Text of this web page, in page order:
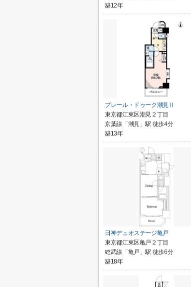
築12年
プレール・ドゥーク潮見Ⅱ
東京都江東区潮見２丁目
京葉線「潮見」駅 徒歩4分
築13年
日神デュオステージ亀戸
東京都江東区亀戸２丁目
総武線「亀戸」駅 徒歩6分
築18年